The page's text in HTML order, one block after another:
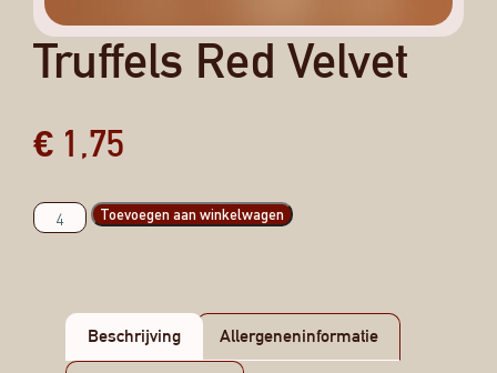
Truffels Red Velvet
€1,75
Toevoegen aan winkelwagen
Beschrijving Allergeneninformatie